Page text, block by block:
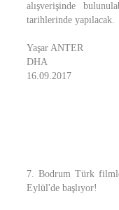
alışverişinde
tarihlerinde yapılacak.
Yaşar ANTER
DHA
16.09.2017
7. Bodrum Türk
Eylül'de başlıyor!